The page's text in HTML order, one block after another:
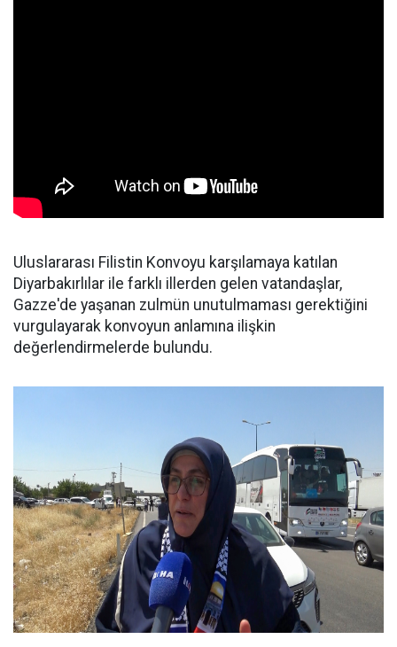
Uluslararası Filistin Konvoyu karşılamaya katılan
Diyarbakırlılar ile farklı illerden gelen vatandaşlar,
Gazze'de yaşanan zulmün unutulmaması gerektiğini
vurgulayarak konvoyun anlamına ilişkin
değerlendirmelerde bulundu.